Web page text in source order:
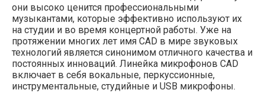
они высоко ценится профессиональными
музыкантами, которые эффективно используют их
на студии и во время концертной работы. Уже на
протяжении многих лет имя CAD в мире звуковых
технологий является синонимом отличного качества и
постоянных инноваций. Линейка микрофонов CAD
включает в себя вокальные, перкуссионные,
инструментальные, студийные и USB микрофоны.